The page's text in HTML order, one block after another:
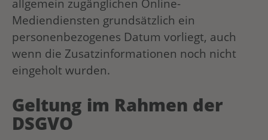
Mediendiensten grundsätzlich ein
personenbezogenes Datum vorliegt, auch
wenn die Zusatzinformationen noch nicht
eingeholt wurden.
Geltung im Rahmen der
DSGVO